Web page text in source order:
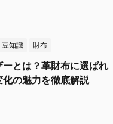
豆知識 財布
とは？革財布に選ばれ
の魅力を徹底解説